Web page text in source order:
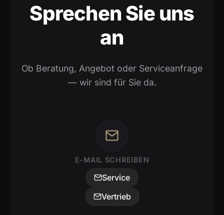
Sprechen Sie uns
an
Ob Beratung, Angebot oder Serviceanfrage
— wir sind für Sie da.
E-MAIL SCHREIBEN
Service
Vertrieb